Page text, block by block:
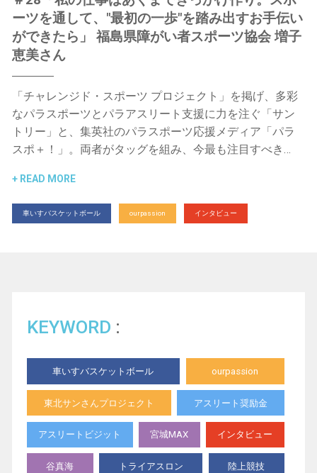
ーツを通して、"最初の一歩"を踏み出すお手伝い
ができたら」 福島県障がい者スポーツ協会 増子
恵美さん
「チャレンジド・スポーツ プロジェクト」を掲げ、多彩
なパラスポーツとパラアスリート支援に力を注ぐ「サン
トリー」と、集英社のパラスポーツ応援メディア「パラ
スポ＋！」。両者がタッグを組み、今最も注目すべき…
READ MORE
車いすバスケットボール ourpassion インタビュー
KEYWORD
車いすバスケットボール ourpassion
東北サンさんプロジェクト アスリート奨励金
アスリートビジット 宮城MAX インタビュー
谷真海 トライアスロン 陸上競技